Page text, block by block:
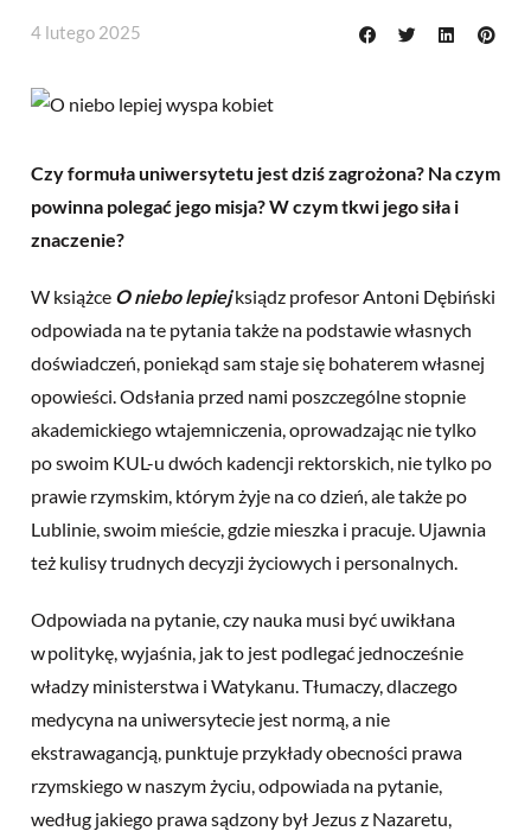
4 lutego 2025
Czy formuła uniwersytetu jest dziś zagrożona? Na czym
powinna polegać jego misja? W czym tkwi jego siła i
znaczenie?
W książce O niebo lepiej ksiądz profesor Antoni Dębiński
odpowiada na te pytania także na podstawie własnych
doświadczeń, poniekąd sam staje się bohaterem własnej
opowieści. Odsłania przed nami poszczególne stopnie
akademickiego wtajemniczenia, oprowadzając nie tylko
po swoim KUL-u dwóch kadencji rektorskich, nie tylko po
prawie rzymskim, którym żyje na co dzień, ale także po
Lublinie, swoim mieście, gdzie mieszka i pracuje. Ujawnia
też kulisy trudnych decyzji życiowych i personalnych.
Odpowiada na pytanie, czy nauka musi być uwikłana
w politykę, wyjaśnia, jak to jest podlegać jednocześnie
władzy ministerstwa i Watykanu. Tłumaczy, dlaczego
medycyna na uniwersytecie jest normą, a nie
ekstrawagancją, punktuje przykłady obecności prawa
rzymskiego w naszym życiu, odpowiada na pytanie,
według jakiego prawa sądzony był Jezus z Nazaretu,